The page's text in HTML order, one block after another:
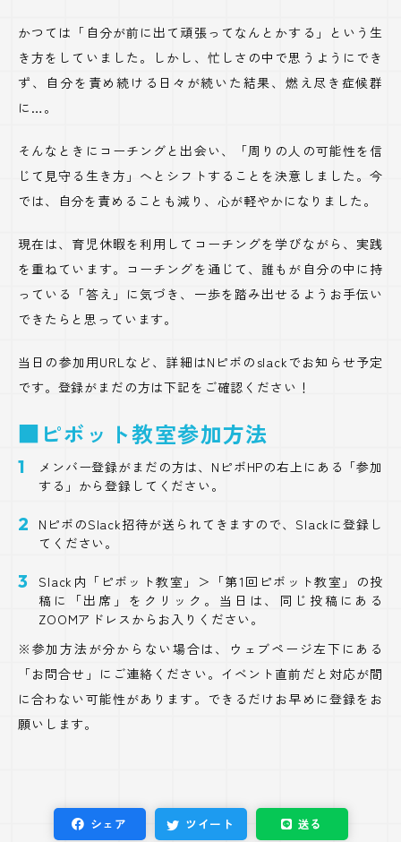
かつては「自分が前に出て頑張ってなんとかする」という生
き方をしていました。しかし、忙しさの中で思うようにでき
ず、自分を責め続ける日々が続いた結果、燃え尽き症候群
に … 。
そんなときにコーチングと出会い、「周りの人の可能性を信
じて見守る生き方」へとシフトすることを決意しました。今
では、自分を責めることも減り、心が軽やかになりました。
現在は、育児休暇を利用してコーチングを学びながら、実践
を重ねています。コーチングを通じて、誰もが自分の中に持
っている「答え」に気づき、一歩を踏み出せるようお手伝い
できたらと思っています。
当日の参加用URLなど、詳細はNピボのslackでお知らせ予定
です。登録がまだの方は下記をご確認ください！
■ピボット教室参加方法
メンバー登録がまだの方は、NピボHPの右上にある「参加
する」から登録してください。
NピボのSlack招待が送られてきますので、Slackに登録し
てください。
Slack内「ピボット教室」＞「第1回ピボット教室」の投
稿に「出席」をクリック。当日は、同じ投稿にある
ZOOMアドレスからお入りください。
※参加方法が分からない場合は、ウェブページ左下にある
「お問合せ」にご連絡ください。イベント直前だと対応が間
に合わない可能性があります。できるだけお早めに登録をお
願いします。
シェア ツイート 送る